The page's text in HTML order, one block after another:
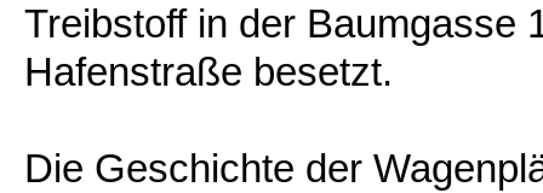
Treibstoff in der Baumgasse
Hafenstraße besetzt.
Die Geschichte der